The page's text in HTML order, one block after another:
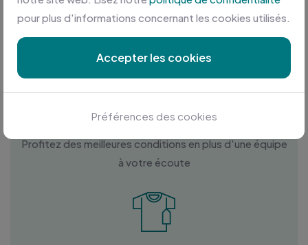
Personnalisation sur mesure
Profitez des meilleures conditions en plus d'une équipe
à votre écoute
pour plus d'informations concernant les cookies utilisés.
Accepter les cookies
Préférences des cookies